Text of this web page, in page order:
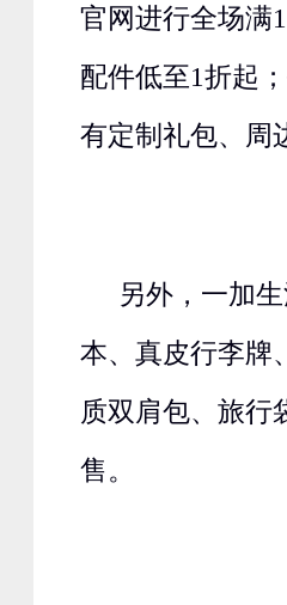
官网进行全场满
配件低至1折起
有定制礼包、周
另外，一加
本、真皮行李牌
质双肩包、旅行
售。